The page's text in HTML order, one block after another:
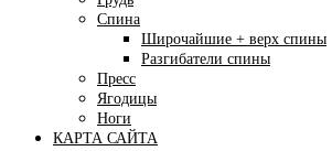
Спина
Широчайшие + верх спины
Разгибатели спины
Пресс
Ягодицы
Ноги
КАРТА САЙТА